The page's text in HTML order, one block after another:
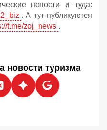
новости и туда:
. А тут публикуются
t.me/zoj_news .
новости туризма